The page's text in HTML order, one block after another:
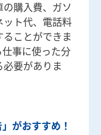
購入費、ガソ
ット代、電話料
ことができま
事に使った分
要がありま
がおすすめ！